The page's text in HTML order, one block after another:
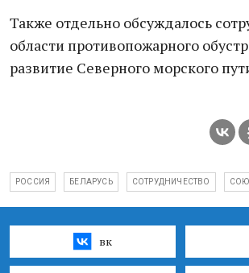
Также отдельно обсуждалось
области противопожарного
развитие Северного морского
РОССИЯ БЕЛАРУСЬ СОТРУДНИЧЕСТВО
вк